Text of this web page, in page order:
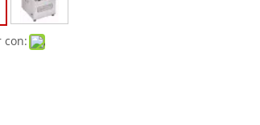
con: